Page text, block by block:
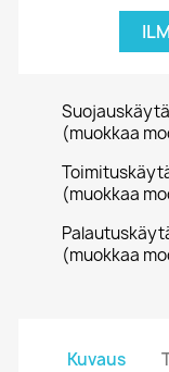
(muokkaa
(muokkaa
(muokkaa
Kuvaus